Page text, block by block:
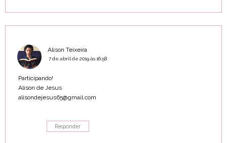
Alison Teixeira
7 de abril de 2019 às 16:58
Participando!
Alison de Jesus
alisondejesus65@gmail.com
Responder